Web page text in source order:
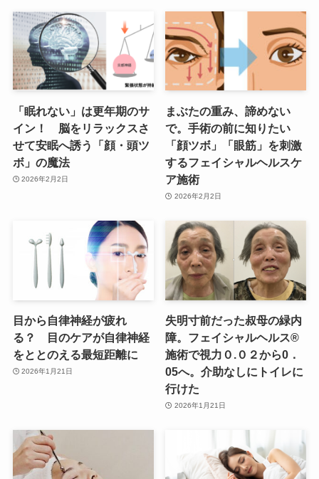
「眠れない」は更年期のサ
イン！ 脳をリラックスさ
せて安眠へ誘う「顔・頭ツ
ボ」の魔法
2026年2月2日
まぶたの重み、諦めない
で。手術の前に知りたい
「顔ツボ」「眼筋」を刺激
するフェイシャルヘルスケ
ア施術
2026年2月2日
目から自律神経が疲れ
る？ 目のケアが自律神経
をととのえる最短距離に
2026年1月21日
失明寸前だった叔母の緑内
障。フェイシャルヘルス®️
施術で視力０.０２から0．
05へ。介助なしにトイレに
行けた
2026年1月21日